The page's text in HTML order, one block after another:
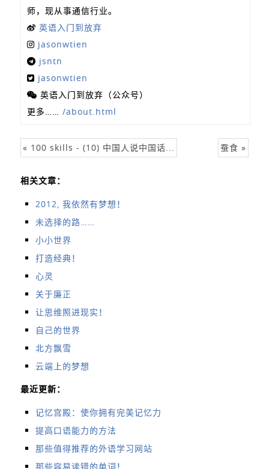
师，现从事通信行业。
英语入门到放弃
jasonwtien
jsntn
jasonwtien
英语入门到放弃（公众号）
更多…… /about.html
« 100 skills - (10) 中国人说中国话... 蚕食 »
相关文章：
2012, 我依然有梦想！
未选择的路……
小小世界
打造经典！
心灵
关于廉正
让思维照进现实！
自己的世界
北方飘雪
云端上的梦想
最近更新：
记忆宫殿：使你拥有完美记忆力
提高口语能力的方法
那些值得推荐的外语学习网站
那些容易读错的单词！